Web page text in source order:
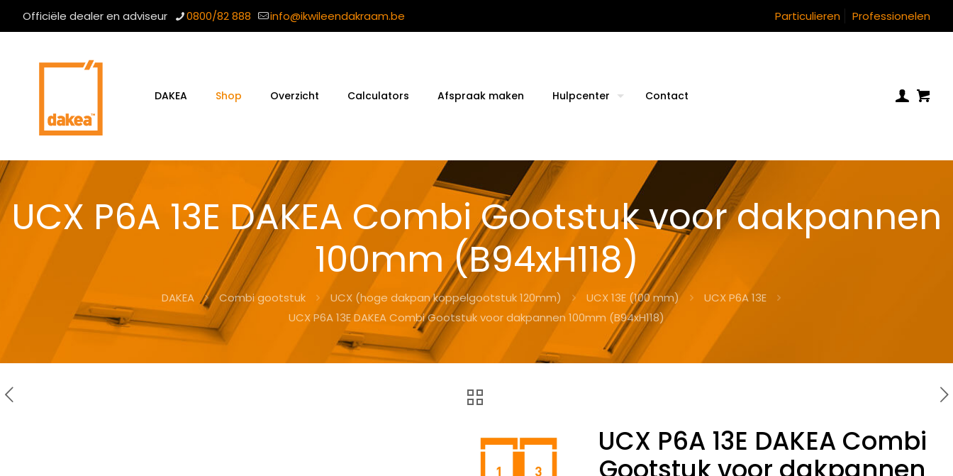
Officiële dealer en adviseur 0800/82 888 info@ikwileendakraam.be Particulieren Professionelen
DAKEA Shop Overzicht Calculators Afspraak maken Hulpcenter Contact
UCX P6A 13E DAKEA Combi Gootstuk voor dakpannen
100mm (B94xH118)
DAKEA Combi gootstuk UCX (hoge dakpan koppelgootstuk 120mm) UCX 13E (100 mm)
UCX P6A 13E
UCX P6A 13E DAKEA Combi Gootstuk voor dakpannen 100mm (B94xH118)
UCX P6A 13E DAKEA Combi